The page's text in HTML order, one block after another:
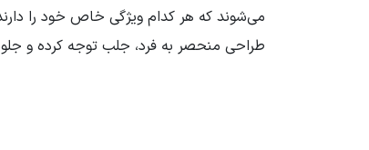
می‌شوند که هر کدام ویژگی خاص خود را
طراحی منحصر به فرد، جلب توجه کرده و